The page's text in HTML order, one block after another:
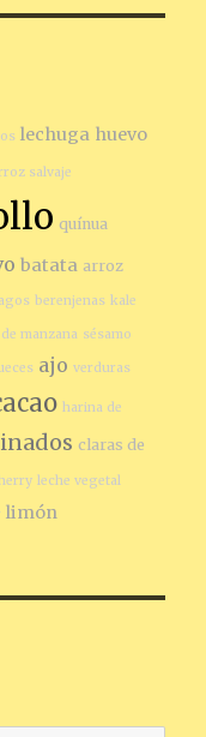
lechuga huevo
salvaje
quínua
batata arroz
berenjenas kale
manzana sésamo
ajo verduras
harina de
claras de
leche vegetal
limón